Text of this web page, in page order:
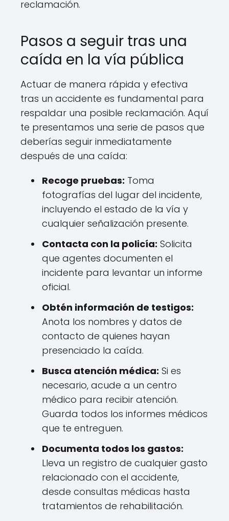
reclamación.
Pasos a seguir tras una
caída en la vía pública
Actuar de manera rápida y efectiva
tras un accidente es fundamental para
respaldar una posible reclamación. Aquí
te presentamos una serie de pasos que
deberías seguir inmediatamente
después de una caída:
Recoge pruebas: Toma
fotografías del lugar del incidente,
incluyendo el estado de la vía y
cualquier señalización presente.
Contacta con la policía: Solicita
que agentes documenten el
incidente para levantar un informe
oficial.
Obtén información de testigos:
Anota los nombres y datos de
contacto de quienes hayan
presenciado la caída.
Busca atención médica: Si es
necesario, acude a un centro
médico para recibir atención.
Guarda todos los informes médicos
que te entreguen.
Documenta todos los gastos:
Lleva un registro de cualquier gasto
relacionado con el accidente,
desde consultas médicas hasta
tratamientos de rehabilitación.